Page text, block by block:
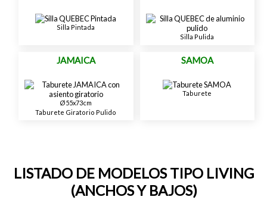
Silla Pintada
Silla Pulida
JAMAICA
Ø55x73cm
Taburete Giratorio Pulido
SAMOA
Taburete
LISTADO DE MODELOS TIPO LIVING
(ANCHOS Y BAJOS)